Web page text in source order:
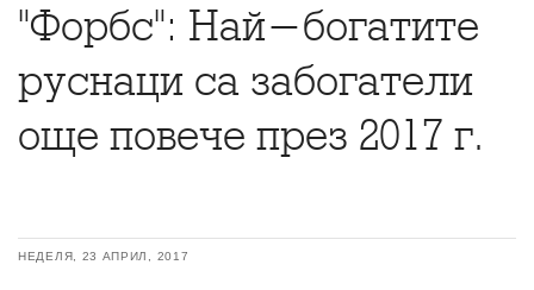
"Форбс": Най-богатите
руснаци са забогатели
още повече през 2017 г.
НЕДЕЛЯ, 23 АПРИЛ, 2017